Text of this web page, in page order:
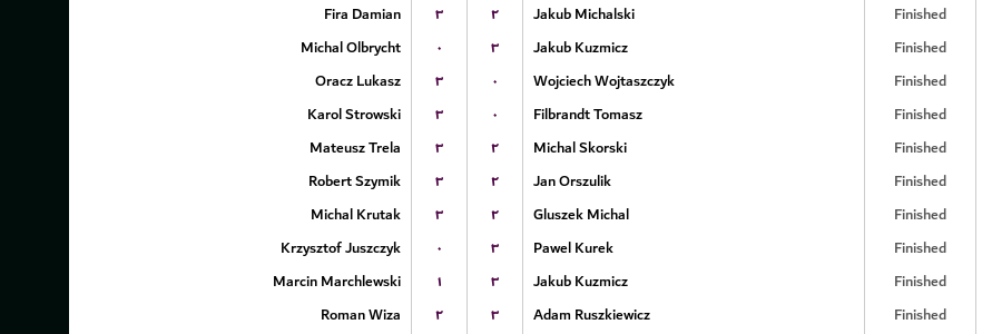
Fira Damian
۳ ۲ Jakub Michalski Finished
Michal Olbrycht
۰ ۳ Jakub Kuzmicz Finished
Oracz Lukasz
۳ ۰ Wojciech Wojtaszczyk Finished
Karol Strowski
۳ ۰ Filbrandt Tomasz Finished
Mateusz Trela
۳ ۲ Michal Skorski Finished
Robert Szymik
۳ ۲ Jan Orszulik Finished
Michal Krutak
۳ ۲ Gluszek Michal Finished
Krzysztof Juszczyk
۰ ۳ Pawel Kurek Finished
Marcin Marchlewski
۱ ۳ Jakub Kuzmicz Finished
Roman Wiza
۲ ۳ Adam Ruszkiewicz Finished